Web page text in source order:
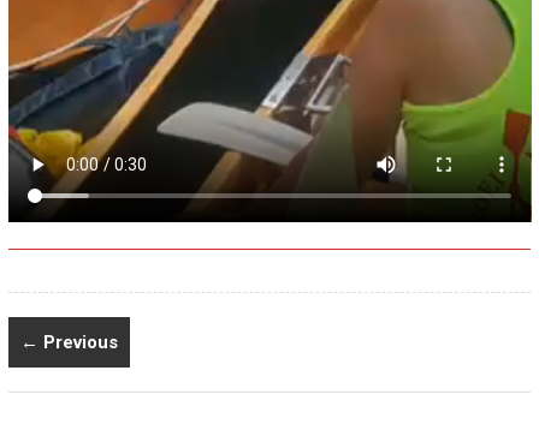
← Previous